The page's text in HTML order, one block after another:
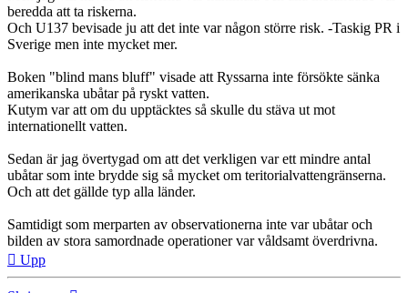
beredda att ta riskerna.
Och U137 bevisade ju att det inte var någon större risk. -Taskig PR i
Sverige men inte mycket mer.
Boken "blind mans bluff" visade att Ryssarna inte försökte sänka
amerikanska ubåtar på ryskt vatten.
Kutym var att om du upptäcktes så skulle du stäva ut mot
internationellt vatten.
Sedan är jag övertygad om att det verkligen var ett mindre antal
ubåtar som inte brydde sig så mycket om teritorialvattengränserna.
Och att det gällde typ alla länder.
Samtidigt som merparten av observationerna inte var ubåtar och
bilden av stora samordnade operationer var våldsamt överdrivna.
Upp